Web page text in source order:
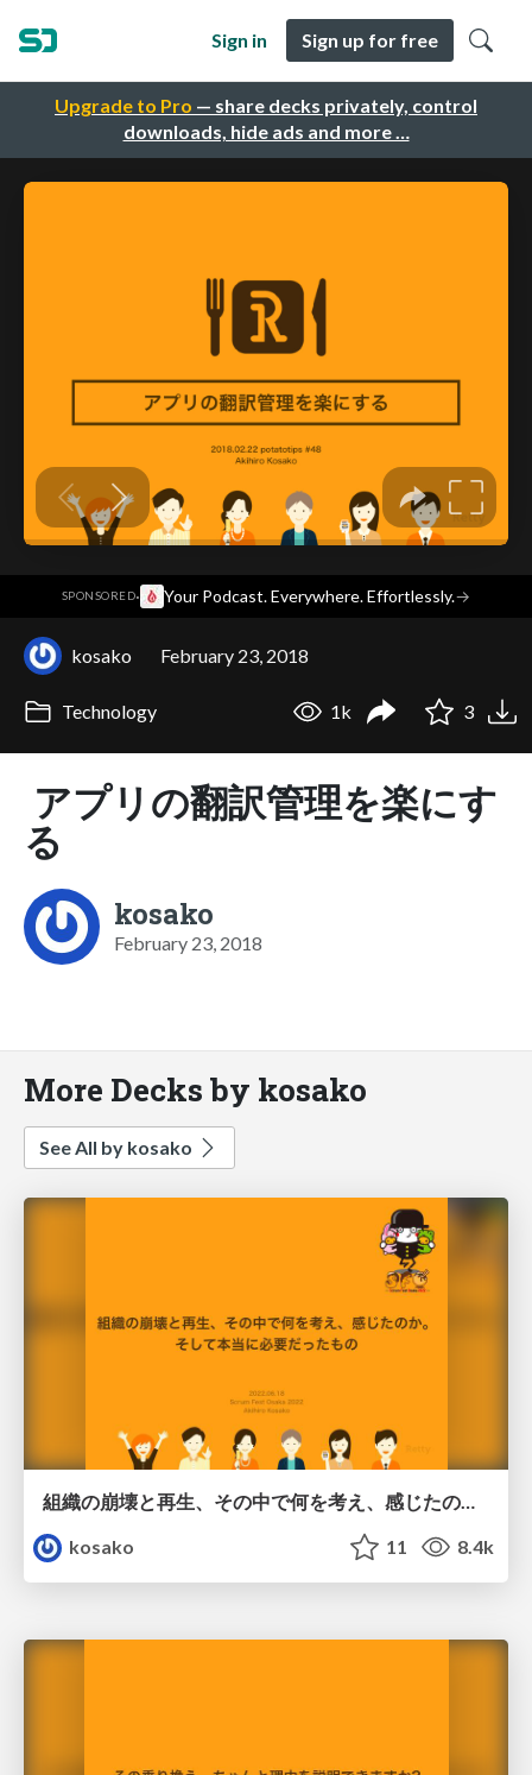
Upgrade to Pro — share decks privately, control
downloads, hide ads and more …
Sign in Sign up for free
SPONSORED· Your Podcast. Everywhere. Effortlessly.→
kosako February 23, 2018
Technology 1k 3
アプリの翻訳管理を楽にす
る
kosako
February 23, 2018
More Decks by kosako
See All by kosako
組織の崩壊と再生、その中で何を考え、感じたのか。 そして本当に必要だったもの
kosako
11 8.4k